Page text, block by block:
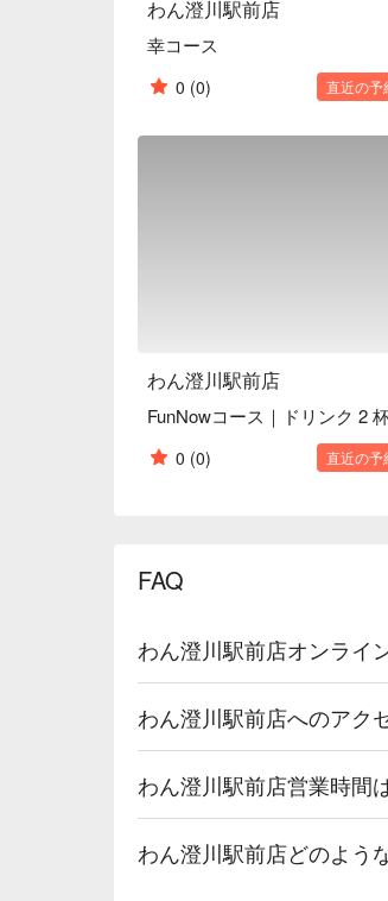
夫にする働きがあります。
わん澄川駅前店
幸コース
0 (0) 直近の予
わん澄川駅前店
FunNowコース｜ドリンク 2
0 (0) 直近の予
FAQ
わん澄川駅前店オンライ
わん澄川駅前店へのアク
わん澄川駅前店営業時間
わん澄川駅前店どのよう